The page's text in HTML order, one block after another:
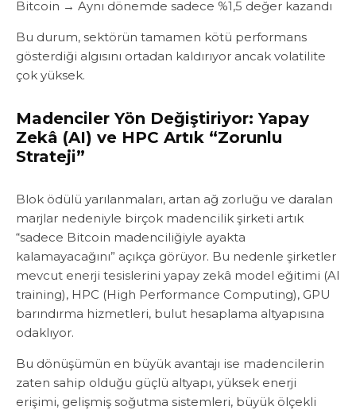
Bitcoin → Aynı dönemde sadece %1,5 değer kazandı‎‎‎
Bu durum, sektörün tamamen kötü performans
gösterdiği algısını ortadan kaldırıyor ancak volatilite
çok yüksek.‎‎‎
Madenciler Yön Değiştiriyor: Yapay
Zekâ (AI) ve HPC Artık “Zorunlu
Strateji”‎‎
Blok ödülü yarılanmaları, artan ağ zorluğu ve daralan
marjlar nedeniyle birçok madencilik şirketi artık
“sadece Bitcoin madenciliğiyle ayakta
kalamayacağını” açıkça görüyor.‎‎ Bu nedenle şirketler
mevcut enerji tesislerini ‎‎yapay zekâ model eğitimi (AI
training)‎‎, HPC (High Performance Computing)‎‎, GPU
barındırma hizmetleri‎‎, bulut hesaplama altyapısı‎‎‎na
odaklıyor.
Bu dönüşümün en büyük avantajı ise madencilerin
zaten sahip olduğu güçlü altyapı, yüksek enerji
erişimi‎‎, gelişmiş soğutma sistemleri‎‎, büyük ölçekli